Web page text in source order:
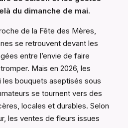
du dimanche de mai.
de la Fête des Mères,
se retrouvent devant les
entre l’envie de faire
Mais en 2026, les
les bouquets aseptisés sous
se tournent vers des
locales et durables. Selon
les ventes de fleurs issues